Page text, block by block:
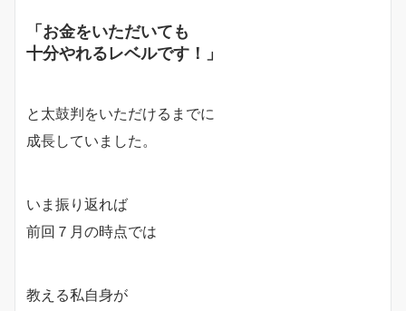
「お金をいただいても
十分やれるレベルです！」
と太鼓判をいただけるまでに
成長していました。
いま振り返れば
前回７月の時点では
教える私自身が